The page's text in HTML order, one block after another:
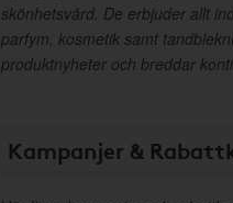
skönhetsvård. De erbjuder allt
parfym, kosmetik samt
produktnyheter och breddar
Kampanjer &